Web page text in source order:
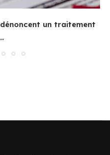
un traitement